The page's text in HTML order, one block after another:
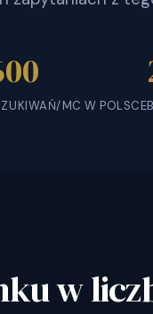
MC W POLSCE
w